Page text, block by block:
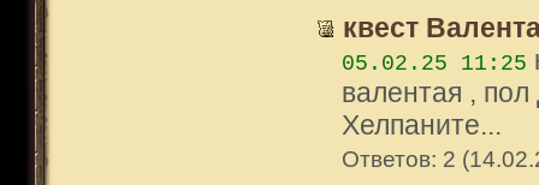
квест
05.02.25 11:25
валентая ,
Хелпаните...
Ответов: 2